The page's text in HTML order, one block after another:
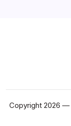
Copyright 2026 —